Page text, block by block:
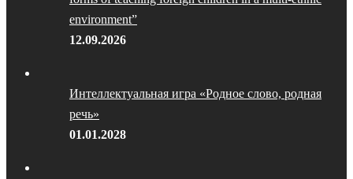
environment”
12.09.2026
Интеллектуальная игра «Родное слово, родная
речь»
01.01.2028